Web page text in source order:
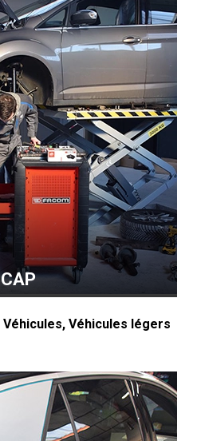
CAP
Véhicules légers